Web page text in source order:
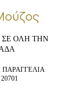
ΟΛΗ ΤΗΝ